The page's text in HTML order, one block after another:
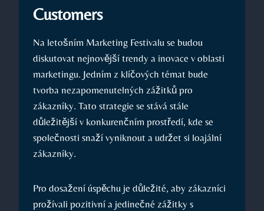
Customers
Na letošním Marketing Festivalu se⁢ budou
diskutovat nejnovější⁢ trendy a inovace ‌v oblasti
marketingu. Jedním z klíčových témat bude
tvorba nezapomenutelných zážitků pro
⁢zákazníky.​ Tato strategie se stává stále
důležitější v konkurenčním prostředí, kde se
společnosti snaží vyniknout a udržet si loajální
zákazníky.
Pro dosažení úspěchu je důležité, aby ​zákazníci
prožívali pozitivní⁤ a jedinečné zážitky s